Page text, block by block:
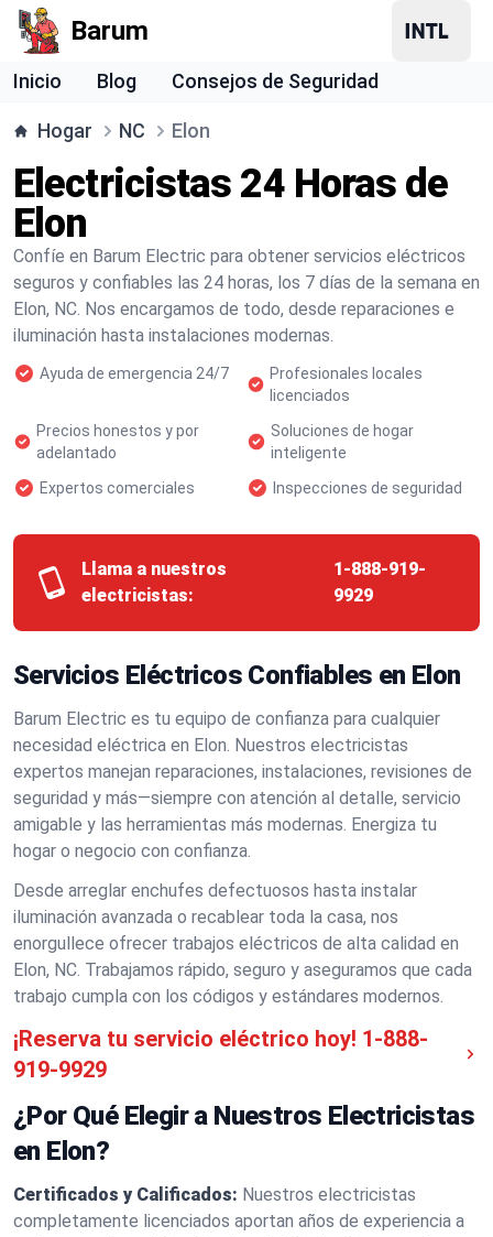
Barum
Inicio Blog Consejos de Seguridad
Hogar NC Elon
Electricistas 24 Horas de
Elon
Confíe en Barum Electric para obtener servicios eléctricos
seguros y confiables las 24 horas, los 7 días de la semana en
Elon, NC. Nos encargamos de todo, desde reparaciones e
iluminación hasta instalaciones modernas.
Ayuda de emergencia 24/7
Profesionales locales
licenciados
Precios honestos y por
adelantado
Soluciones de hogar
inteligente
Expertos comerciales
Inspecciones de seguridad
Llama a nuestros
electricistas:
1-888-919-
9929
Servicios Eléctricos Confiables en Elon
Barum Electric es tu equipo de confianza para cualquier
necesidad eléctrica en Elon. Nuestros electricistas
expertos manejan reparaciones, instalaciones, revisiones de
seguridad y más—siempre con atención al detalle, servicio
amigable y las herramientas más modernas. Energiza tu
hogar o negocio con confianza.
Desde arreglar enchufes defectuosos hasta instalar
iluminación avanzada o recablear toda la casa, nos
enorgullece ofrecer trabajos eléctricos de alta calidad en
Elon, NC. Trabajamos rápido, seguro y aseguramos que cada
trabajo cumpla con los códigos y estándares modernos.
¡Reserva tu servicio eléctrico hoy! 1-888-
919-9929
¿Por Qué Elegir a Nuestros Electricistas
en Elon?
Certificados y Calificados: Nuestros electricistas
completamente licenciados aportan años de experiencia a